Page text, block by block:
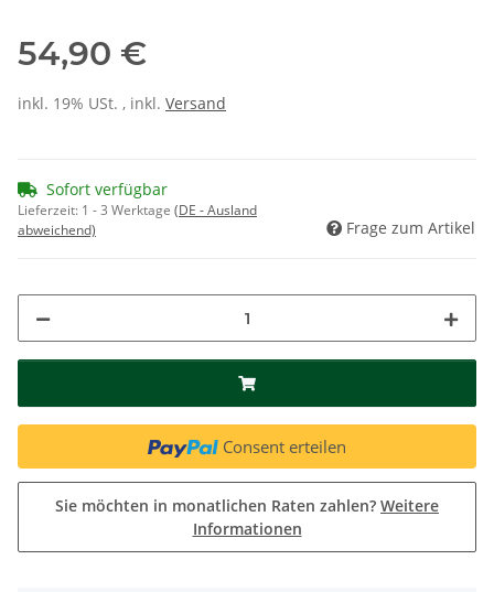
54,90 €
inkl. 19% USt. , inkl. Versand
Sofort verfügbar
Lieferzeit: 1 - 3 Werktage (DE - Ausland
abweichend)
Frage zum Artikel
Consent erteilen
Sie möchten in monatlichen Raten zahlen? Weitere
Informationen